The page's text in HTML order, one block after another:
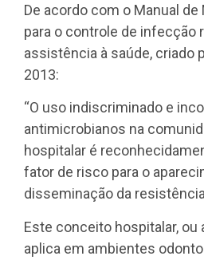
De acordo com o Manual
para o controle de infecção
assistência à saúde, criado
2013:
“O uso indiscriminado e
antimicrobianos na
hospitalar é
fator de risco para o
disseminação da
Este conceito hospitalar, ou
aplica em ambientes